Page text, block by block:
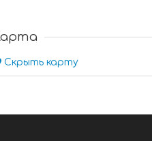
Скрыть карту